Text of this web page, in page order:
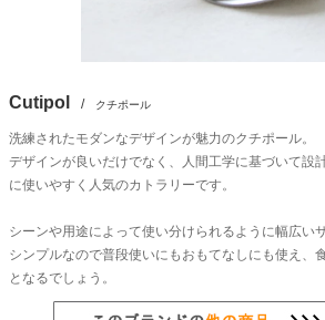
Cutipol / クチポール
洗練されたモダンなデザインが魅力のクチポール。
デザインが良いだけでなく、人間工学に基づいて設
に使いやすく人気のカトラリーです。
シーンや用途によって使い分けられるように幅広い
シンプルなので普段使いにもおもてなしにも使え、
となるでしょう。